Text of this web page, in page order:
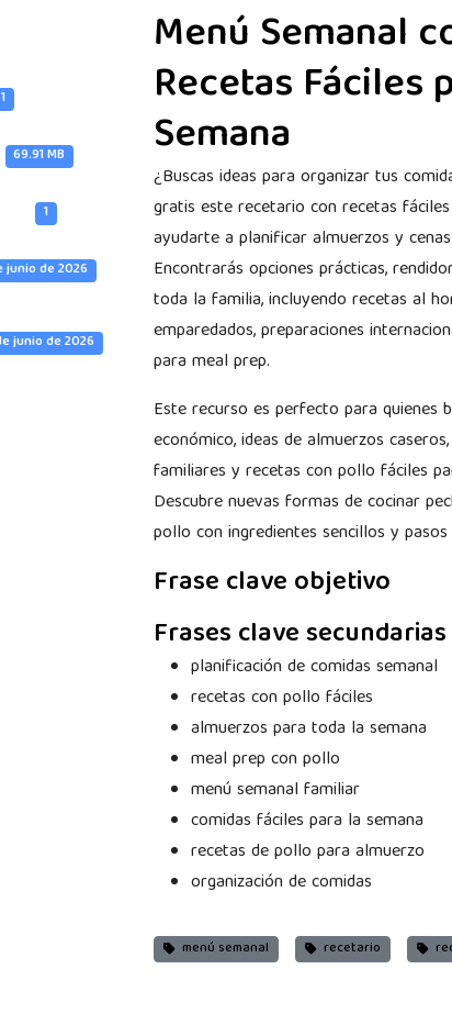
1
69.91 MB
1
junio de 2026
junio de 2026
Menú Semanal
Recetas Fáciles
Semana
¿Buscas ideas para organizar tus
gratis este recetario con recetas
ayudarte a planificar almuerzos y
Encontrarás opciones prácticas,
toda la familia, incluyendo recetas al
emparedados, preparaciones
para meal prep.
Este recurso es perfecto para quienes
económico, ideas de almuerzos
familiares y recetas con pollo fáciles
Descubre nuevas formas de cocinar
pollo con ingredientes sencillos y
Frase clave objetivo
Frases clave secundarias
planificación de comidas semanal
recetas con pollo fáciles
almuerzos para toda la semana
meal prep con pollo
menú semanal familiar
comidas fáciles para la semana
recetas de pollo para almuerzo
organización de comidas
menú semanal recetario